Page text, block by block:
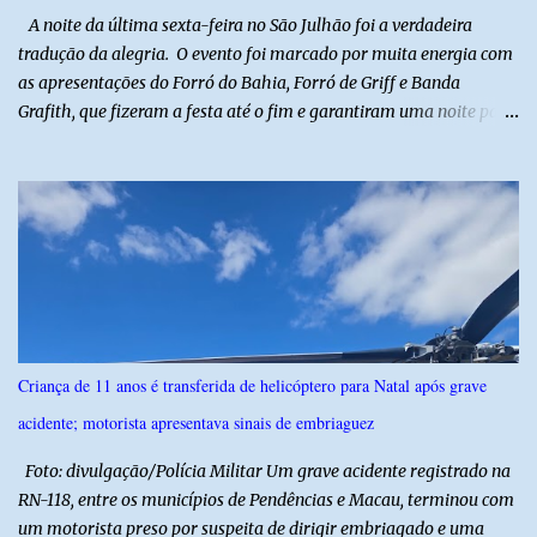
​ A noite da última sexta-feira no São Julhão foi a verdadeira
tradução da alegria. O evento foi marcado por muita energia com
as apresentações do Forró do Bahia, Forró de Griff e Banda
Grafith, que fizeram a festa até o fim e garantiram uma noite para
tradicional Quadrilha das Quengas tomou conta das ruas do Alto
com muita criatividade, alegria e irreverência, levando o público a
acompanhar cada passo desse grande cortejo que já faz parte da
identidade da festa. Entre risos, tradição e muita animação, a
Quadrilha das Quengas mostrou mais uma vez que cultura
popular também é feita de diversão e de um povo que sabe
celebrar suas raízes. ​O sucesso desta edição reforça o compromisso
da administração da Prefeita Dra. Raquel com o resgate e a
valorização das tradições, unindo grandes atrações musicais e
Criança de 11 anos é transferida de helicóptero para Natal após grave
acidente; motorista apresentava sinais de embriaguez
Foto: divulgação/Polícia Militar Um grave acidente registrado na
RN-118, entre os municípios de Pendências e Macau, terminou com
um motorista preso por suspeita de dirigir embriagado e uma